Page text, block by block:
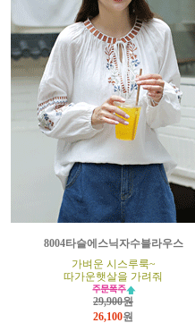
8004타슬에스닉자수블라우스
가벼운 시스루룩~
따가운햇살을 가려줘
29,900원
26,100원